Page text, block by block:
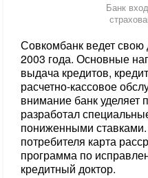
Банк
Совкомбанк ведет свою
2003 года. Основные
выдача кредитов,
расчетно-кассовое
внимание банк уделяет
разработал
пониженными
потребителя карта
программа по
кредитный доктор.